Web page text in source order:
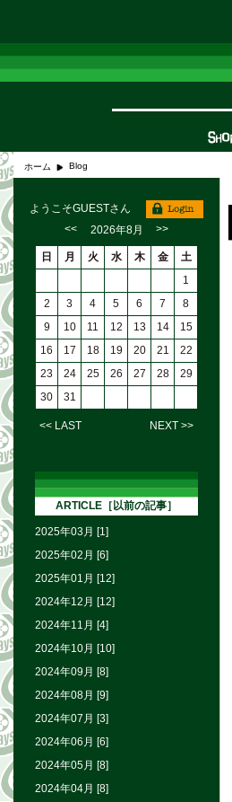
ホーム Blog
ようこそGUESTさん
<<
2026年8月 >>
日 月 火 水 木 金
土
1
2
3 4 5 6 7
8
9
10 11 12 13 14
15
16
17 18 19 20 21
22
23
24 25 26 27 28
29
30
31
<< LAST NEXT >>
ARTICLE［以前の記事］
2025年03月 [1]
2025年02月 [6]
2025年01月 [12]
2024年12月 [12]
2024年11月 [4]
2024年10月 [10]
2024年09月 [8]
2024年08月 [9]
2024年07月 [3]
2024年06月 [6]
2024年05月 [8]
2024年04月 [8]